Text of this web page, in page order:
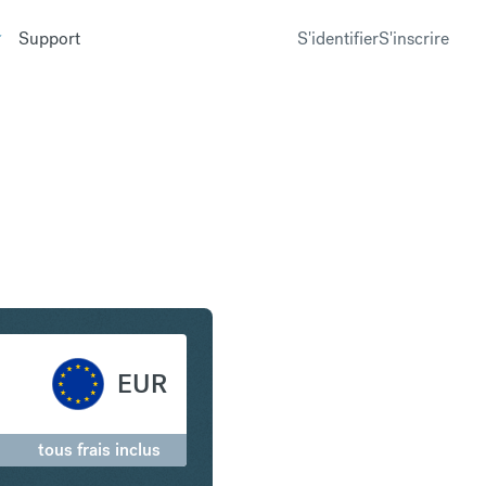
Support S'identifierS'inscrire
EUR
tous frais inclus